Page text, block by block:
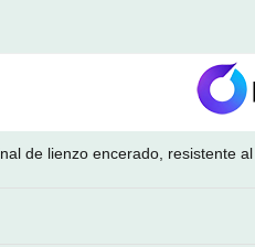
de lienzo encerado, resistente